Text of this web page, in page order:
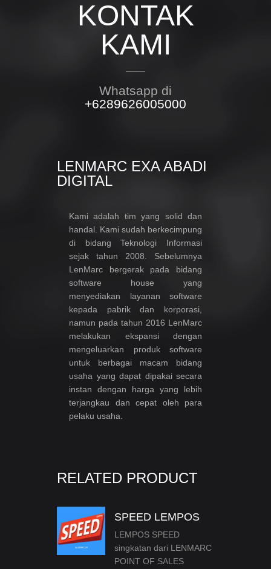
KONTAK
KAMI
Whatsapp di
+6289626005000
LENMARC EXA ABADI
DIGITAL
Kami adalah tim yang solid dan
handal. Kami sudah berkecimpung
di bidang Teknologi Informasi
sejak tahun 2008. Sebelumnya
LenMarc bergerak pada bidang
software house yang
menyediakan layanan software
kepada pabrik dan korporasi,
namun pada tahun 2016 LenMarc
melakukan ekspansi dengan
mengeluarkan produk software
untuk berbagai macam bidang
usaha yang dapat dipakai secara
instan dengan harga yang lebih
terjangkau dan cepat oleh para
pelaku usaha.
RELATED PRODUCT
SPEED LEMPOS
LEMPOS SPEED
singkatan dari LENMARC
POINT OF SALES